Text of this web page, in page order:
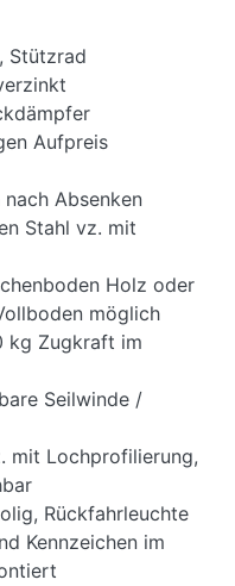
Stützrad
Aufpreis
Absenken
Stahl vz. mit
Holz oder
möglich
kg Zugkraft im
Seilwinde /
mit Lochprofilierung,
Rückfahrleuchte
Kennzeichen im